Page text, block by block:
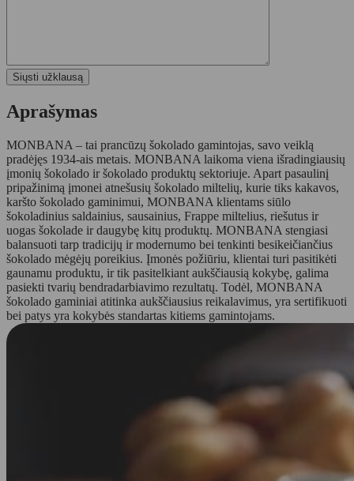
Aprašymas
MONBANA – tai prancūzų šokolado gamintojas, savo veiklą
pradėjęs 1934-ais metais. MONBANA laikoma viena išradingiausių
įmonių šokolado ir šokolado produktų sektoriuje. Apart pasaulinį
pripažinimą įmonei atnešusių šokolado miltelių, kurie tiks kakavos,
karšto šokolado gaminimui, MONBANA klientams siūlo
šokoladinius saldainius, sausainius, Frappe miltelius, riešutus ir
uogas šokolade ir daugybę kitų produktų. MONBANA stengiasi
balansuoti tarp tradicijų ir modernumo bei tenkinti besikeičiančius
šokolado mėgėjų poreikius. Įmonės požiūriu, klientai turi pasitikėti
gaunamu produktu, ir tik pasitelkiant aukščiausią kokybę, galima
pasiekti tvarių bendradarbiavimo rezultatų. Todėl, MONBANA
šokolado gaminiai atitinka aukščiausius reikalavimus, yra sertifikuoti
bei patys yra kokybės standartas kitiems gamintojams.